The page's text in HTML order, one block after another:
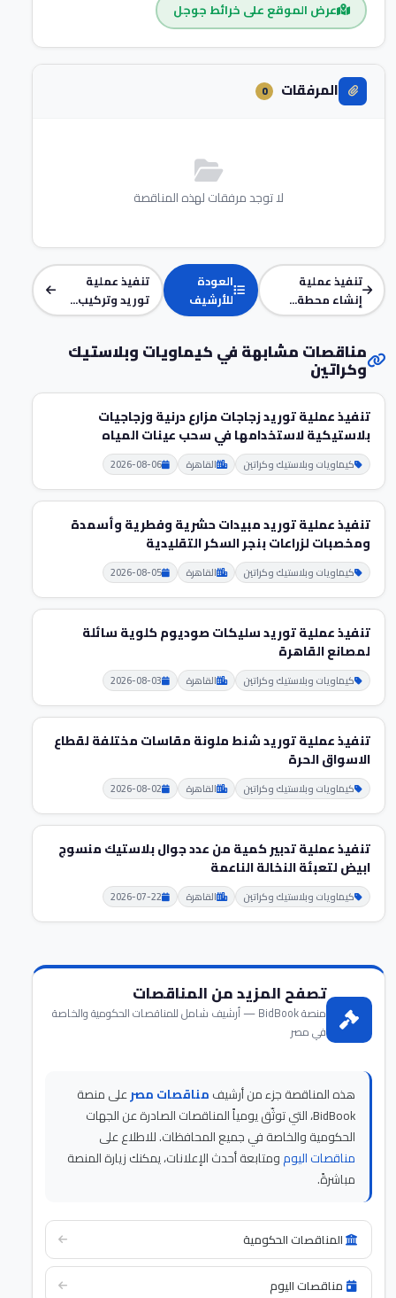
عرض الموقع على خرائط جوجل
المرفقات 0
لا توجد مرفقات لهذه المناقصة
تنفيذ عملية
إنشاء محطة...
العودة
للأرشيف
تنفيذ عملية
توريد وتركيب...
مناقصات مشابهة في كيماويات وبلاستيك
وكراتين
تنفيذ عملية توريد زجاجات مزارع درنية وزجاجيات
بلاستيكية لاستخدامها في سحب عينات المياه
كيماويات وبلاستيك وكراتين القاهرة 2026-08-06
تنفيذ عملية توريد مبيدات حشرية وفطرية وأسمدة
ومخصبات لزراعات بنجر السكر التقليدية
كيماويات وبلاستيك وكراتين القاهرة 2026-08-05
تنفيذ عملية توريد سليكات صوديوم كلوية سائلة
لمصانع القاهرة
كيماويات وبلاستيك وكراتين القاهرة 2026-08-03
تنفيذ عملية توريد شنط ملونة مقاسات مختلفة لقطاع
الاسواق الحرة
كيماويات وبلاستيك وكراتين القاهرة 2026-08-02
تنفيذ عملية تدبير كمية من عدد جوال بلاستيك منسوج
ابيض لتعبئة النخالة الناعمة
كيماويات وبلاستيك وكراتين القاهرة 2026-07-22
تصفح المزيد من المناقصات
منصة BidBook — أرشيف شامل للمناقصات الحكومية والخاصة
في مصر
هذه المناقصة جزء من أرشيفمناقصات مصرعلى منصة
BidBook، التي توثّق يومياً المناقصات الصادرة عن الجهات
الحكومية والخاصة في جميع المحافظات. للاطلاع على
مناقصات اليومومتابعة أحدث الإعلانات، يمكنك زيارة المنصة
مباشرةً.
المناقصات الحكومية
مناقصات اليوم